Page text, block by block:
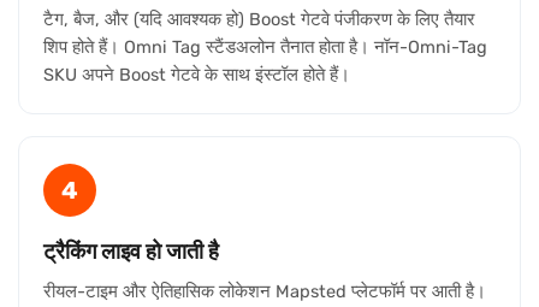
टैग, बैज, और (यदि आवश्यक हो) Boost गेटवे पंजीकरण के लिए तैयार
शिप होते हैं। Omni Tag स्टैंडअलोन तैनात होता है। नॉन-Omni-Tag
SKU अपने Boost गेटवे के साथ इंस्टॉल होते हैं।
4
ट्रैकिंग लाइव हो जाती है
रीयल-टाइम और ऐतिहासिक लोकेशन Mapsted प्लेटफॉर्म पर आती है।